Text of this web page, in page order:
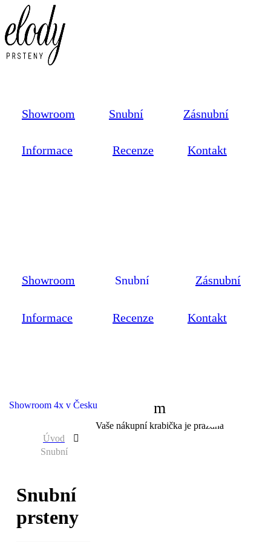
Showroom Snubní Zásnubní
Informace Recenze Kontakt
Showroom Snubní Zásnubní
Informace Recenze Kontakt
Vaše nákupní krabička je prázdná
Showroom 4x v Česku
Úvod
Snubní
Snubní
prsteny